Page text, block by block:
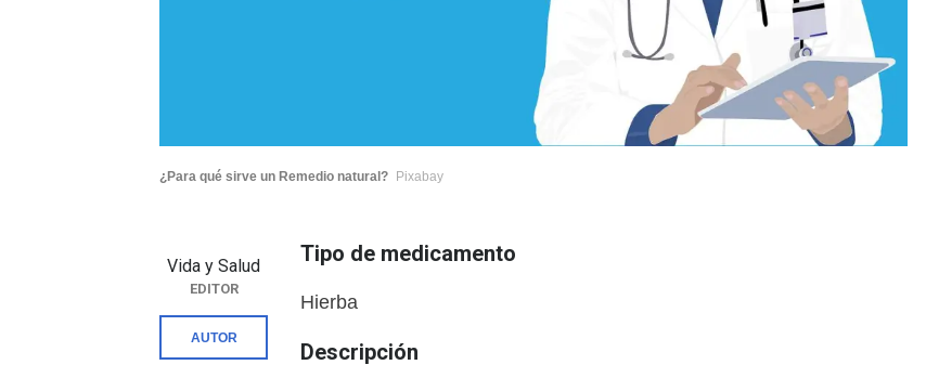
¿Para qué sirve un Remedio natural? Pixabay
Tipo de medicamento
Hierba
Descripción
Vida y Salud
EDITOR
AUTOR